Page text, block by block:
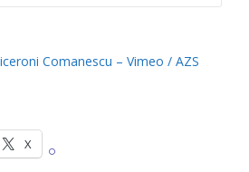
Comanescu – Vimeo / AZS
X